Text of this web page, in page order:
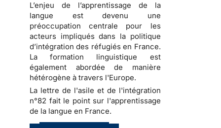
L’enjeu de l’apprentissage de la
langue est devenu une
préoccupation centrale pour les
acteurs impliqués dans la politique
d’intégration des réfugiés en France.
La formation linguistique est
également abordée de manière
hétérogène à travers l'Europe.
La lettre de l'asile et de l'intégration
n°82 fait le point sur l'apprentissage
de la langue en France.